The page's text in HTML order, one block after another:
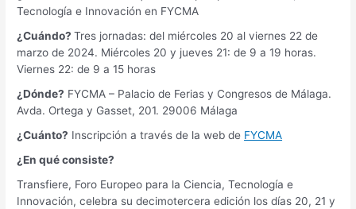
Tecnología e Innovación en FYCMA
¿Cuándo?Tres jornadas: del miércoles 20 al viernes 22 de
marzo de 2024. Miércoles 20 y jueves 21: de 9 a 19 horas.
Viernes 22: de 9 a 15 horas
¿Dónde? FYCMA – Palacio de Ferias y Congresos de Málaga.
Avda. Ortega y Gasset, 201. 29006 Málaga
¿Cuánto? Inscripción a través de la web de FYCMA
¿En qué consiste?
Transfiere, Foro Europeo para la Ciencia, Tecnología e
Innovación, celebra su decimotercera edición los días 20, 21 y